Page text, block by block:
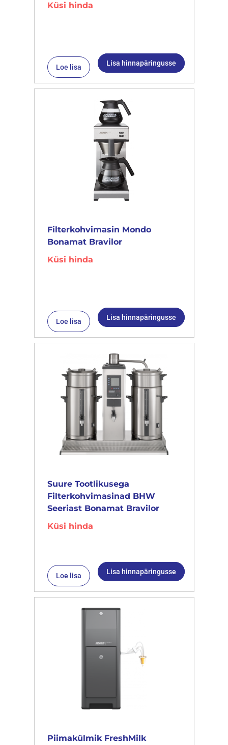
Küsi hinda
Loe lisa Lisa hinnapäringusse
Filterkohvimasin Mondo
Bonamat Bravilor
Küsi hinda
Loe lisa Lisa hinnapäringusse
Suure Tootlikusega
Filterkohvimasinad BHW
Seeriast Bonamat Bravilor
Küsi hinda
Loe lisa Lisa hinnapäringusse
Piimakülmik FreshMilk